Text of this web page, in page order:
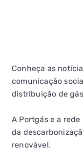
Conheça as
comunicação
distribuição de
A Portgás e a
da
renovável.